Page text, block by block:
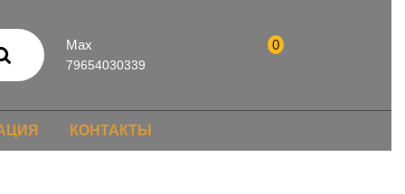
Max
79654030339
0
КОНТАКТЫ